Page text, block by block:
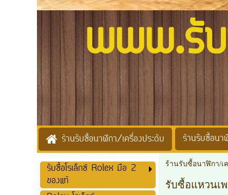
www.รับซื้
ร้านรับซื้อนาฬิกา/เครื่องประดับ ร้านรับซื้อนา
รับซื้อโรเล็กซ์ Rolex มือ 2
ของแท้
ร้านรับซื้อนาฬิกา/เ
รับซื้อแหวนเ